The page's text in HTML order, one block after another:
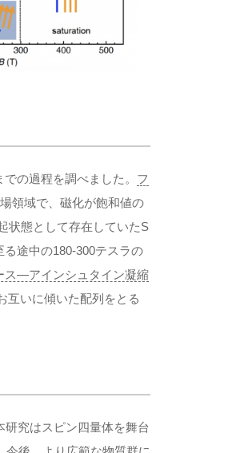
の過程を調べました。 フ
領域で、磁化が飽和値の
状態として存在していたS
途中の180-300テスラの
ス―アインシュタイン凝縮
互いに傾いた配列をとる
究はスピン四量体を舞台